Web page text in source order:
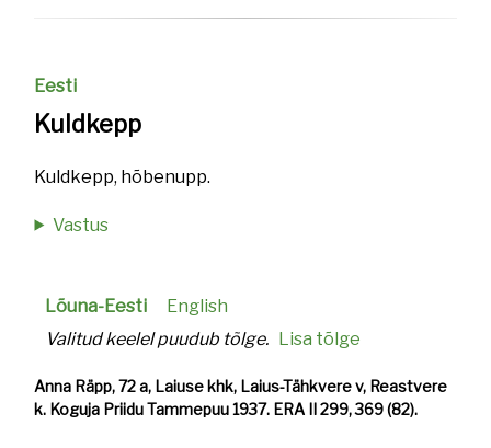
Eesti
Kuldkepp
Kuldkepp, hõbenupp.
Vastus
Lõuna-Eesti
English
Valitud keelel puudub tõlge. Lisa tõlge
Anna Räpp, 72 a, Laiuse khk, Laius-Tähkvere v, Reastvere
k. Koguja Priidu Tammepuu 1937. ERA II 299, 369 (82).